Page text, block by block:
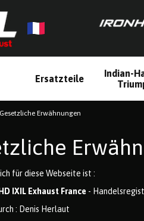
Ersatzteile
Indian-
Gesetzliche Erwähnungen
für diese Webseite ist :
IXIL Exhaust France -
: Denis Herlaut